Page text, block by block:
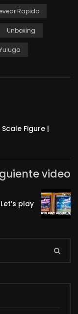
Rapido
Unboxing
Figure |
video
play